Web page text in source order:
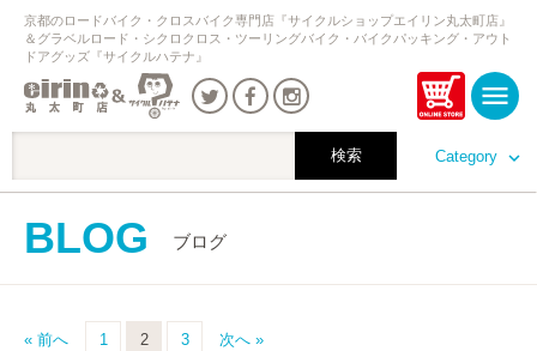
Category
京都のロードバイク・クロスバイク専門店『サイクルショップエイリン丸太町店』
＆グラベルロード・シクロクロス・ツーリングバイク・バイクパッキング・アウト
ドアグッズ『サイクルハテナ』
BLOG ブログ
« 前へ 1 2 3 次へ »